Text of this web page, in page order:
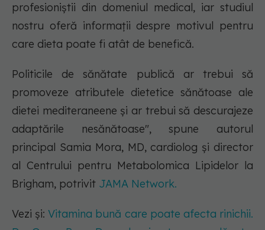
profesioniștii din domeniul medical, iar studiul
nostru oferă informații despre motivul pentru
care dieta poate fi atât de benefică.
Politicile de sănătate publică ar trebui să
promoveze atributele dietetice sănătoase ale
dietei mediteraneene și ar trebui să descurajeze
adaptările nesănătoase", spune autorul
principal Samia Mora, MD, cardiolog și director
al Centrului pentru Metabolomica Lipidelor la
Brigham, potrivit JAMA Network.
Vezi și:Vitamina bună care poate afecta rinichii.